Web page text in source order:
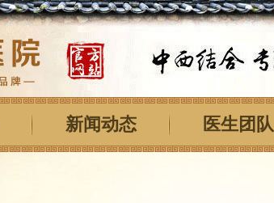
新闻动态 医生团队